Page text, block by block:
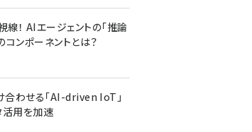
！ AIエージェントの「推論
コンポーネントとは？
わせる「AI-driven IoT」
用を加速